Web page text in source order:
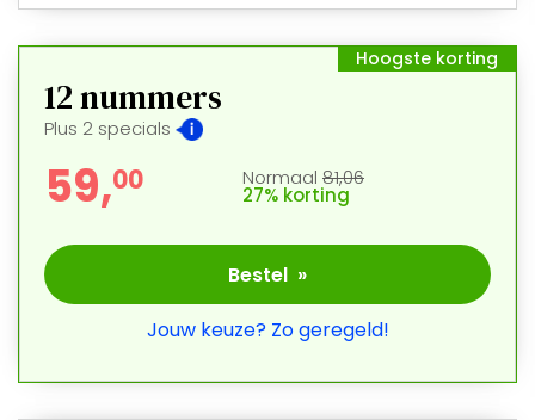
Hoogste korting
12 nummers
Plus 2 specials
59,00 Normaal 81,06
27% korting
Bestel »
Jouw keuze? Zo geregeld!